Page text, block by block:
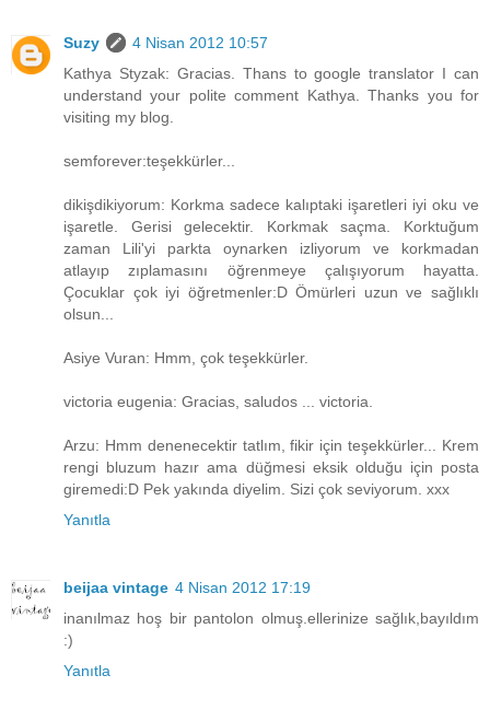
Suzy
4 Nisan 2012 10:57
Kathya Styzak: Gracias. Thans to google translator I can
understand your polite comment Kathya. Thanks you for
visiting my blog.
semforever:teşekkürler...
dikişdikiyorum: Korkma sadece kalıptaki işaretleri iyi oku ve
işaretle. Gerisi gelecektir. Korkmak saçma. Korktuğum
zaman Lili'yi parkta oynarken izliyorum ve korkmadan
atlayıp zıplamasını öğrenmeye çalışıyorum hayatta.
Çocuklar çok iyi öğretmenler:D Ömürleri uzun ve sağlıklı
olsun...
Asiye Vuran: Hmm, çok teşekkürler.
victoria eugenia: Gracias, saludos ... victoria.
Arzu: Hmm denenecektir tatlım, fikir için teşekkürler... Krem
rengi bluzum hazır ama düğmesi eksik olduğu için posta
giremedi:D Pek yakında diyelim. Sizi çok seviyorum. xxx
Yanıtla
beijaa vintage 4 Nisan 2012 17:19
inanılmaz hoş bir pantolon olmuş.ellerinize sağlık,bayıldım
:)
Yanıtla